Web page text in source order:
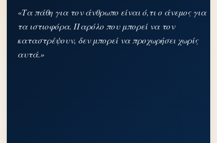
«Τα πάθη για τον άνθρωπο είναι ό,τι ο άνεμος για
τα ιστιοφόρα. Παρόλο που μπορεί να τον
καταστρέψουν, δεν μπορεί να προχωρήσει χωρίς
αυτά.»